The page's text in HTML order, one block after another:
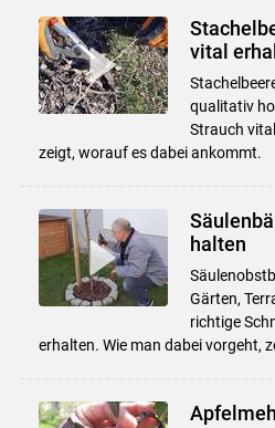
vital
qualitativ
Strauch
zeigt, worauf es dabei ankommt.
halten
Gärten,
richtige
erhalten. Wie man dabei vorgeht,